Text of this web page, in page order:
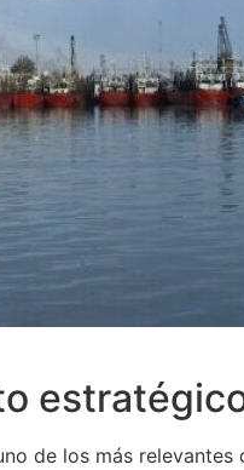
de los más